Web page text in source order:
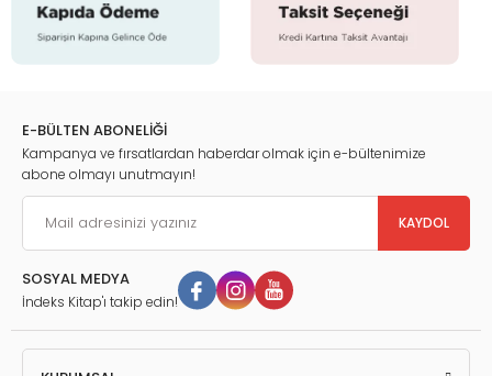
E-BÜLTEN ABONELİĞİ
Kampanya ve fırsatlardan haberdar olmak için e-bültenimize
abone olmayı unutmayın!
KAYDOL
SOSYAL MEDYA
İndeks Kitap'ı takip edin!